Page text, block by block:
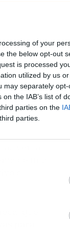
of your
the below opt-out
is processed
utilized by us
may separately
the IAB’s list of
parties on the
parties.
ventas
de una
o
que